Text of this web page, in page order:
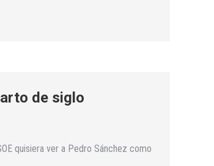
de siglo
quisiera ver a Pedro Sánchez como